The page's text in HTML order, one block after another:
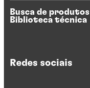
Busca de produtos
Biblioteca técnica
Redes sociais